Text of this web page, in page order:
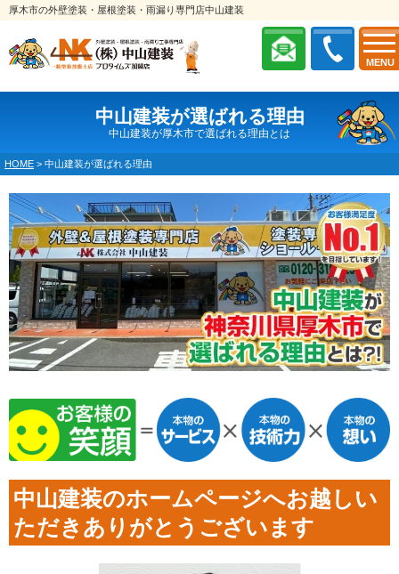
MENU
厚木市の外壁塗装・屋根塗装・雨漏り専門店中山建装
中山建装が選ばれる理由
中山建装が厚木市で選ばれる理由とは
HOME > 中山建装が選ばれる理由
中山建装のホームページへお越しい
ただきありがとうございます